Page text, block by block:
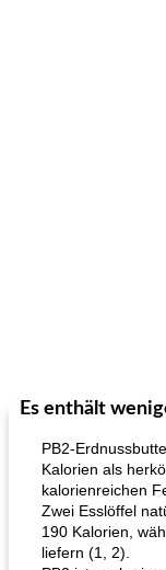
Es enthält
PB2-
Kalorien als
kalorienreichen
Zwei Esslöffel
190 Kalorien,
liefern (1, 2).